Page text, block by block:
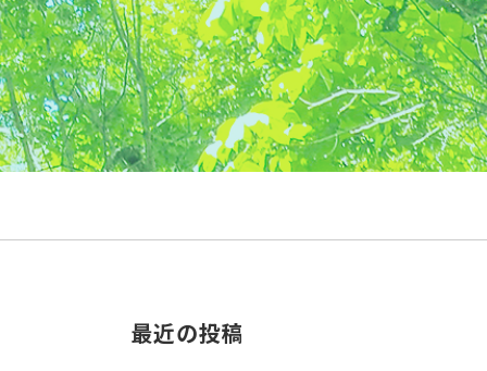
最近の投稿